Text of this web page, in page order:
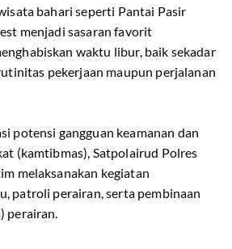
bahari seperti Pantai Pasir
menjadi sasaran favorit
waktu libur, baik sekadar
pekerjaan maupun perjalanan
potensi gangguan keamanan dan
(kamtibmas), Satpolairud Polres
melaksanakan kegiatan
patroli perairan, serta pembinaan
perairan.